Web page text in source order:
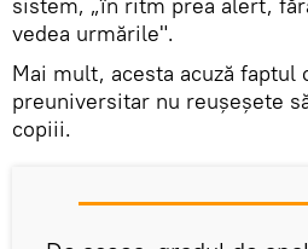
vedea urmările".
Mai mult, acesta acuză faptul
preuniversitar nu reuşeşete
copiii.